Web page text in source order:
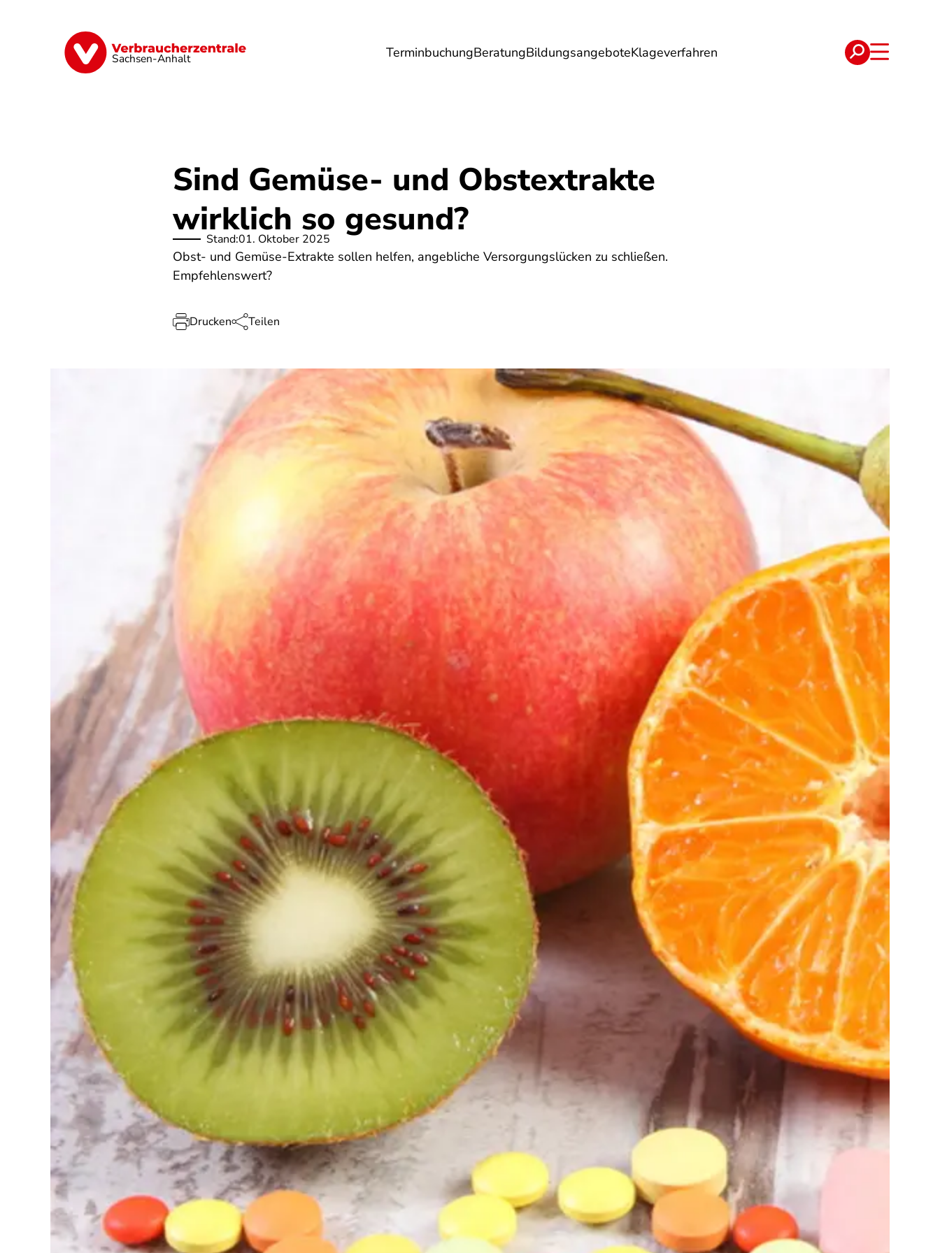
Sachsen-Anhalt TerminbuchungBeratungBildungsangeboteKlageverfahren
Finanzen Digitales Lebensmittel Gesundheit Energie Reise Verträge
Sind Gemüse- und Obstextrakte
wirklich so gesund?
Stand:01. Oktober 2025
Obst- und Gemüse-Extrakte sollen helfen, angebliche Versorgungslücken zu schließen.
Empfehlenswert?
Drucken Teilen